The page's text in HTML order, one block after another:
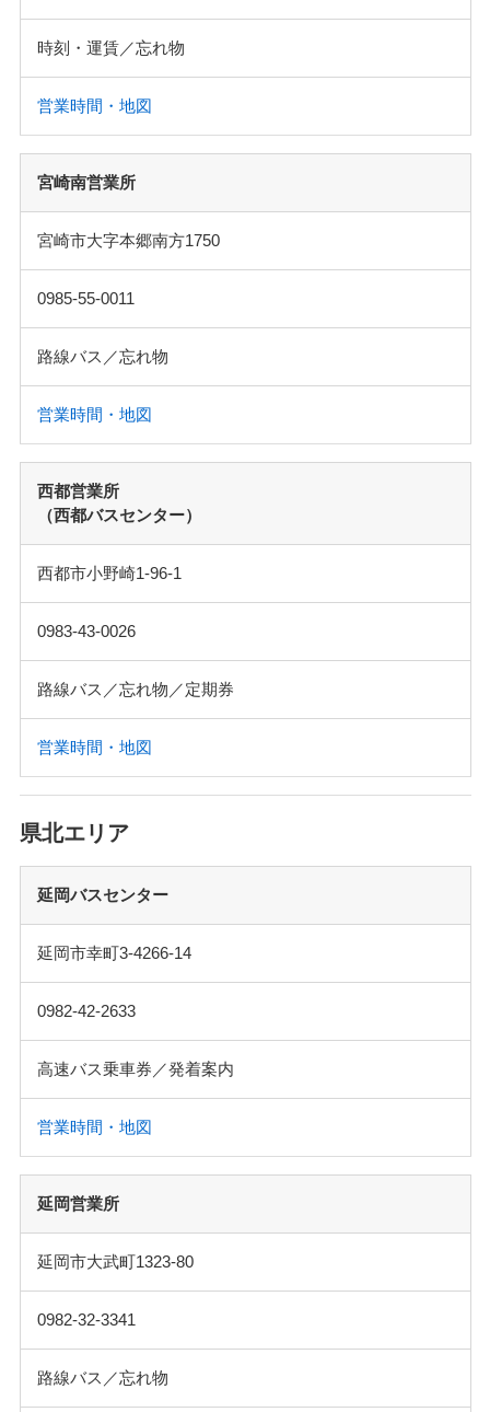
時刻・運賃／忘れ物
営業時間・地図
宮崎南営業所
宮崎市大字本郷南方1750
0985-55-0011
路線バス／忘れ物
営業時間・地図
西都営業所
（西都バスセンター）
西都市小野崎1-96-1
0983-43-0026
路線バス／忘れ物／定期券
営業時間・地図
県北エリア
延岡バスセンター
延岡市幸町3-4266-14
0982-42-2633
高速バス乗車券／発着案内
営業時間・地図
延岡営業所
延岡市大武町1323-80
0982-32-3341
路線バス／忘れ物